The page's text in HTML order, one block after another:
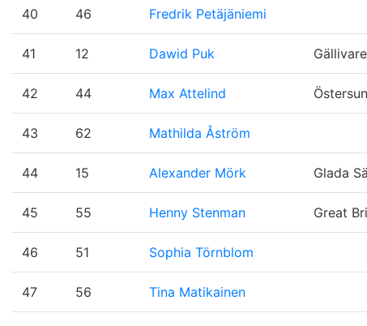
40 46 Fredrik Petäjäniemi
41 12 Dawid Puk
42 44 Max Attelind
43 62 Mathilda Åström
44 15 Alexander Mörk Glada
45 55 Henny Stenman Great
46 51 Sophia Törnblom
47 56 Tina Matikainen